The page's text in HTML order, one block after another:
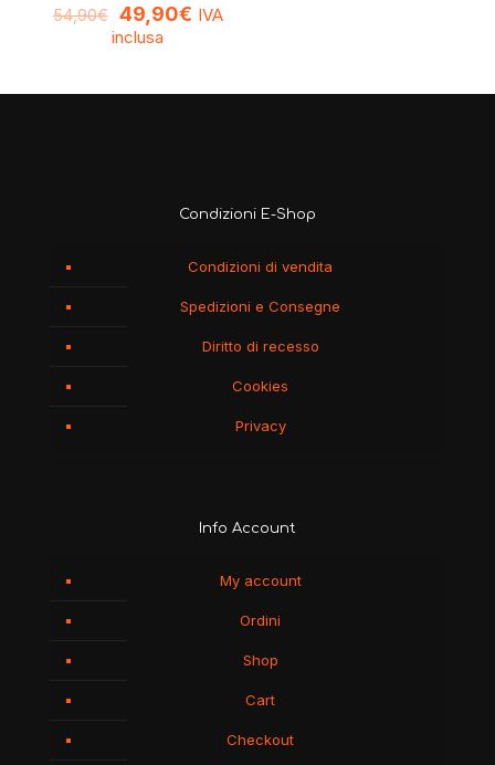
54,90€ 49,90€ IVA
inclusa
Condizioni E-Shop
Condizioni di vendita
Spedizioni e Consegne
Diritto di recesso
Cookies
Privacy
Info Account
My account
Ordini
Shop
Cart
Checkout